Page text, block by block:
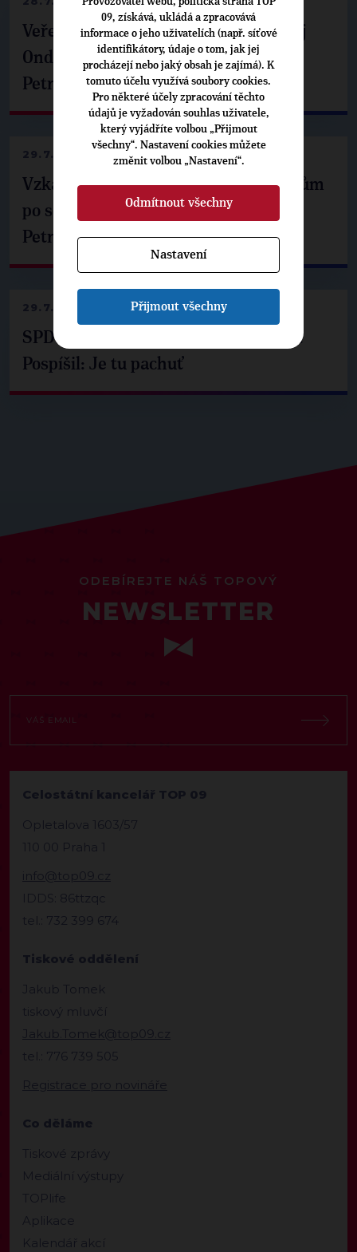
Veřejné finance, euro i školství. Matěj
Ondřej Havel jednal s prezidentem
Petrem Pavlem
29.7.2026
Vzkaz Matěje Ondřeje Havla příznivcům
po setkání s prezidentem republiky
Petrem Pavlem
29.7.2026
SPD už není ve zprávě o extremismu.
Pospíšil: Je tu pachuť
ODEBÍREJTE NÁŠ TOPOVÝ
NEWSLETTER
Celostátní kancelář TOP 09
Opletalova 1603/57
110 00 Praha 1
info@top09.cz
IDDS: 86ttzqc
tel.: 732 399 674
Tiskové oddělení
Jakub Tomek
tiskový mluvčí
Jakub.Tomek@top09.cz
tel.: 776 739 505
Registrace pro novináře
Co děláme
Tiskové zprávy
Mediální výstupy
TOPlife
Aplikace
Kalendář akcí
09, získává, ukládá a zpracovává
informace o jeho uživatelích (např. síťové
identifikátory, údaje o tom, jak jej
procházejí nebo jaký obsah je zajímá). K
tomuto účelu využívá soubory cookies.
Pro některé účely zpracování těchto
údajů je vyžadován souhlas uživatele,
který vyjádříte volbou „Přijmout
všechny“. Nastavení cookies můžete
změnit volbou „Nastavení“.
Odmítnout všechny
Nastavení
Přijmout všechny